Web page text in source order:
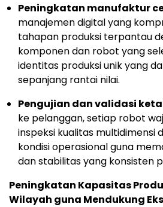
Peningkatan manufaktur
manajemen digital yang
tahapan produksi terpantau
komponen dan robot yang
identitas produksi unik yang
sepanjang rantai nilai.
Pengujian dan validasi
ke pelanggan, setiap robot
inspeksi kualitas multidimensi
kondisi operasional guna
dan stabilitas yang konsisten
Peningkatan Kapasitas
Wilayah guna Mendukung